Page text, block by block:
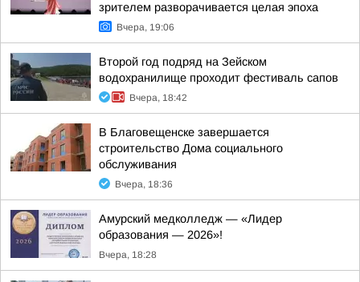
зрителем разворачивается целая эпоха
Вчера, 19:06
Второй год подряд на Зейском
водохранилище проходит фестиваль сапов
Вчера, 18:42
В Благовещенске завершается
строительство Дома социального
обслуживания
Вчера, 18:36
Амурский медколледж — «Лидер
образования — 2026»!
Вчера, 18:28